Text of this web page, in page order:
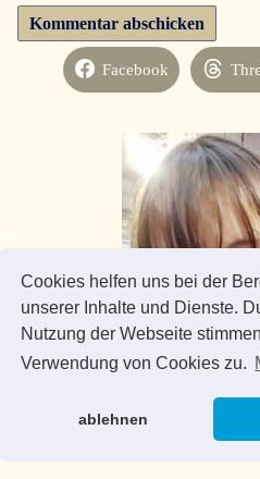
Cookies helfen uns bei der
unserer Inhalte und Dienste.
Nutzung der Webseite
Verwendung von Cookies zu.
ablehnen
Facebook